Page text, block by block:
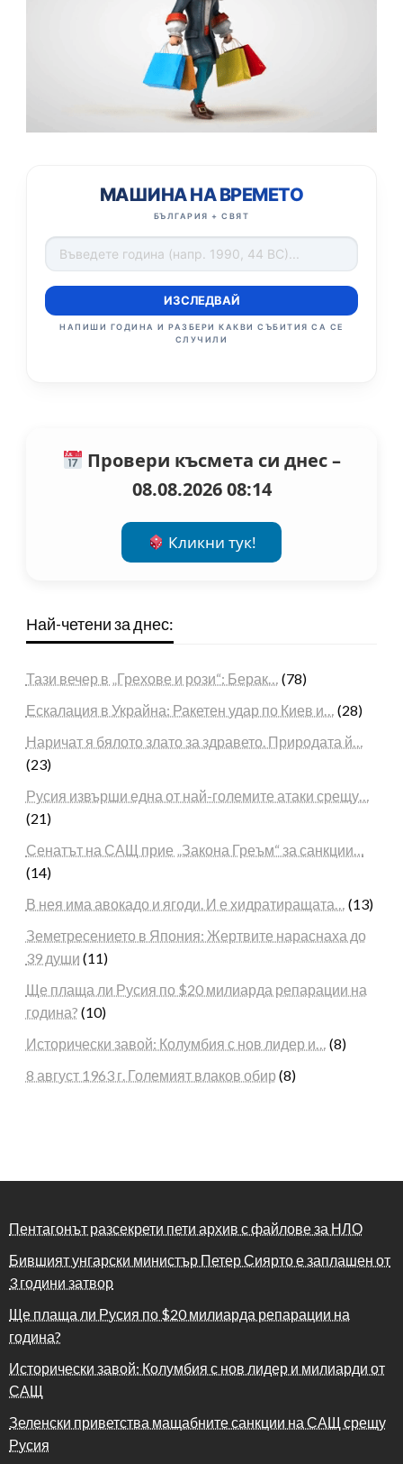
МАШИНА НА ВРЕМЕТО
БЪЛГАРИЯ + СВЯТ
ИЗСЛЕДВАЙ
НАПИШИ ГОДИНА И РАЗБЕРИ КАКВИ СЪБИТИЯ СА СЕ
СЛУЧИЛИ
Провери късмета си днес –
08.08.2026 08:14
Кликни тук!
Най-четени за днес:
Тази вечер в „Грехове и рози“: Берак… (78)
Ескалация в Украйна: Ракетен удар по Киев и… (28)
Наричат я бялото злато за здравето. Природата й…
(23)
Русия извърши една от най-големите атаки срещу…
(21)
Сенатът на САЩ прие „Закона Греъм“ за санкции…
(14)
В нея има авокадо и ягоди. И е хидратиращата… (13)
Земетресението в Япония: Жертвите нараснаха до
39 души (11)
Ще плаща ли Русия по $20 милиарда репарации на
година? (10)
Исторически завой: Колумбия с нов лидер и… (8)
8 август 1963 г. Големият влаков обир (8)
Пентагонът разсекрети пети архив с файлове за НЛО
Бившият унгарски министър Петер Сиярто е заплашен от
3 години затвор
Ще плаща ли Русия по $20 милиарда репарации на
година?
Исторически завой: Колумбия с нов лидер и милиарди от
САЩ
Зеленски приветства мащабните санкции на САЩ срещу
Русия